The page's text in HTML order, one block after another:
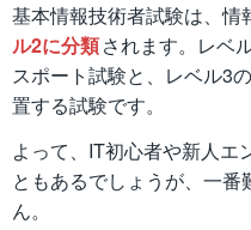
基本情報技術者試験は、情
ル2に分類されます。レベ
スポート試験と、レベル3
置する試験です。
よって、IT初心者や新人エ
ともあるでしょうが、一
ん。